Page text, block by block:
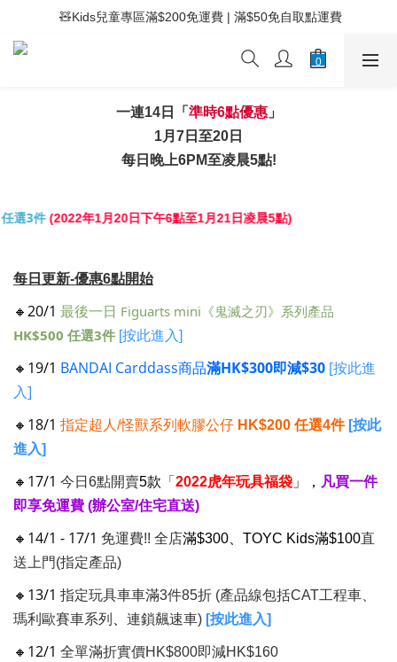
⚡滿$400免運費 | 滿$200免Easy Trade自取點運費
🧸Kids兒童專區滿$200免運費 | 滿$50免自取點運費
⚡滿$400免運費 | 滿$200免Easy Trade自取點運費
一連14日「 準時6點優惠」
1月7日至20日
每日晚上6PM至凌晨5點!
選3件(2022年1月20日下午6點至1月21日凌晨5點)
每日更新-優惠6點開始
🔸20/1 最後一日 Figuarts mini《鬼滅之刃》系列產品
HK$500 任選3件 [按此進入]
🔸19/1 BANDAI Carddass商品滿HK$300即減$30 [按此進
入]
🔸18/1 指定超人/怪獸系列軟膠公仔 HK$200 任選4件 [按此
進入]
🔸17/1 今日6點開賣5款 「 2022虎年玩具福袋 」， 凡買一件
即享免運費 (辦公室/住宅直送)
🔸14/1 - 17/1 免運費!! 全店滿$300、TOYC Kids滿$100直
送上門(指定產品)
🔸13/1 指定玩具車車滿3件85折 (產品線包括CAT工程車、
瑪利歐賽車系列 、 連鎖飆速車) [按此進入]
🔸12/1 全單滿折實價HK$800即減HK$160